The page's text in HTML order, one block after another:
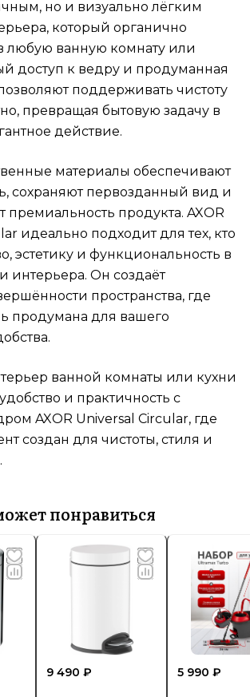
но и визуально лёгким
который органично
любую ванную комнату или
доступ к ведру и продуманная
поддерживать чистоту
превращая бытовую задачу в
действие.
материалы обеспечивают
сохраняют первозданный вид и
премиальность продукта. AXOR
идеально подходит для тех, кто
эстетику и функциональность в
интерьера. Он создаёт
пространства, где
продумана для вашего
ванной комнаты или кухни
и практичность с
AXOR Universal Circular, где
создан для чистоты, стиля и
понравиться
9 490 ₽ 5 990 ₽